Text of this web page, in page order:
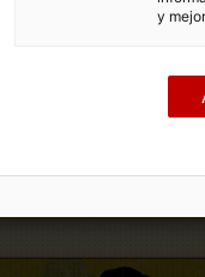
se desea.
2024-2025) y,
y